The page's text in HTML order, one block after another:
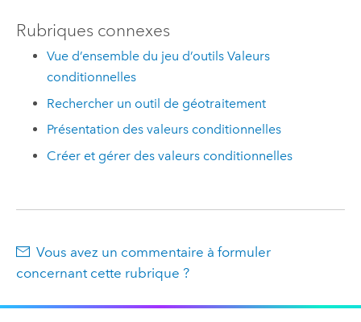
Rubriques connexes
Vue d’ensemble du jeu d’outils Valeurs
conditionnelles
Rechercher un outil de géotraitement
Présentation des valeurs conditionnelles
Créer et gérer des valeurs conditionnelles
Vous avez un commentaire à formuler
concernant cette rubrique ?